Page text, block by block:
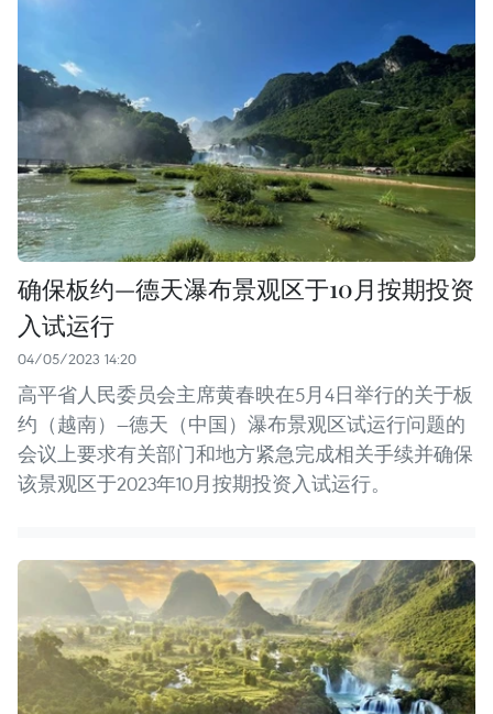
确保板约—德天瀑布景观区于10月按期投资
入试运行
04/05/2023 14:20
高平省人民委员会主席黄春映在5月4日举行的关于板
约（越南）—德天（中国）瀑布景观区试运行问题的
会议上要求有关部门和地方紧急完成相关手续并确保
该景观区于2023年10月按期投资入试运行。